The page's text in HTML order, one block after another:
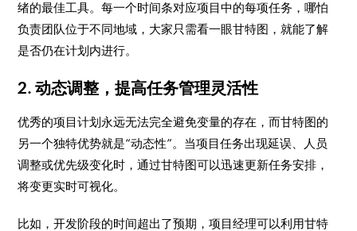
绪的最佳工具。每一个时间条对应项目中的每项任务，哪怕
负责团队位于不同地域，大家只需看一眼甘特图，就能了解
是否仍在计划内进行。
2. 动态调整，提高任务管理灵活性
优秀的项目计划永远无法完全避免变量的存在，而甘特图的
另一个独特优势就是“动态性”。当项目任务出现延误、人员
调整或优先级变化时，通过甘特图可以迅速更新任务安排，
将变更实时可视化。
比如，开发阶段的时间超出了预期，项目经理可以利用甘特